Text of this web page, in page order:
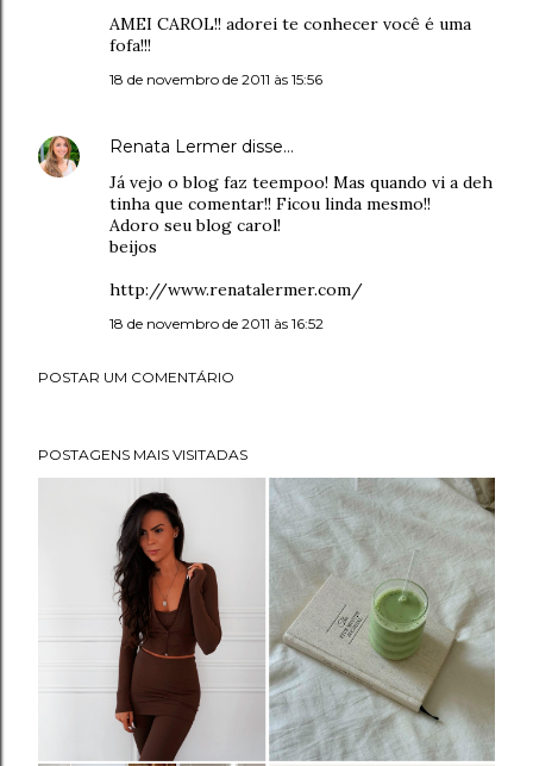
AMEI CAROL!! adorei te conhecer você é uma
fofa!!!
18 de novembro de 2011 às 15:56
Renata Lermer disse…
Já vejo o blog faz teempoo! Mas quando vi a deh
tinha que comentar!! Ficou linda mesmo!!
Adoro seu blog carol!
beijos
http://www.renatalermer.com/
18 de novembro de 2011 às 16:52
POSTAR UM COMENTÁRIO
POSTAGENS MAIS VISITADAS